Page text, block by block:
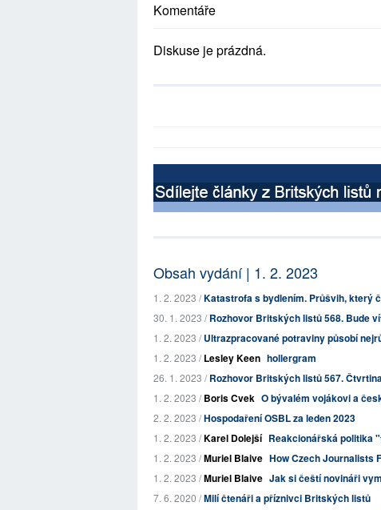
Komentáře
Diskuse je prázdná.
Obsah vydání | 1. 2. 2023
1. 2. 2023 /Katastrofa s bydlením. Průšvih, který
30. 1. 2023 /Rozhovor Britských listů 568. Bude
1. 2. 2023 /Ultrazpracované potraviny působí
1. 2. 2023 /Lesley Keen hollergram
26. 1. 2023 /Rozhovor Britských listů 567.
1. 2. 2023 /Boris Cvek O bývalém vojákovi a
2. 2. 2023 /Hospodaření OSBL za leden 2023
1. 2. 2023 /Karel Dolejší Reakcionářská politika
1. 2. 2023 /Muriel Blaive How Czech Journalists
1. 2. 2023 /Muriel Blaive Jak si čeští novináři
7. 6. 2020 /Milí čtenáři a příznivci Britských listů